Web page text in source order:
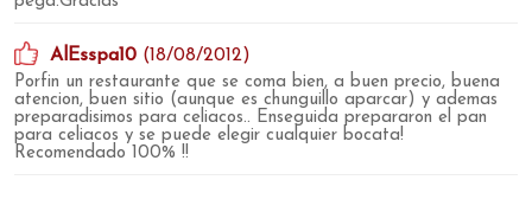
AlEsspa10 (18/08/2012)
Porfin un restaurante que se coma bien, a buen precio, buena
atencion, buen sitio (aunque es chunguillo aparcar) y ademas
preparadisimos para celiacos.. Enseguida prepararon el pan
para celiacos y se puede elegir cualquier bocata!
Recomendado 100% !!